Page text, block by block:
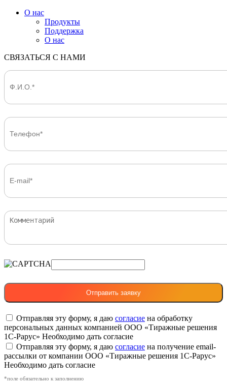
О нас
Продукты
Поддержка
О нас
СВЯЗАТЬСЯ С НАМИ
Отправляя эту форму, я даю согласие на обработку
персональных данных компанией ООО «Тиражные решения
1С-Рарус» Необходимо дать согласие
Отправляя эту форму, я даю согласие на получение email-
рассылки от компании ООО «Тиражные решения 1С-Рарус»
Необходимо дать согласие
*поле обязательно к заполнению